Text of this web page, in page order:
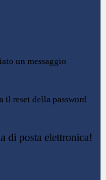
un messaggio
il reset della password
di posta elettronica!